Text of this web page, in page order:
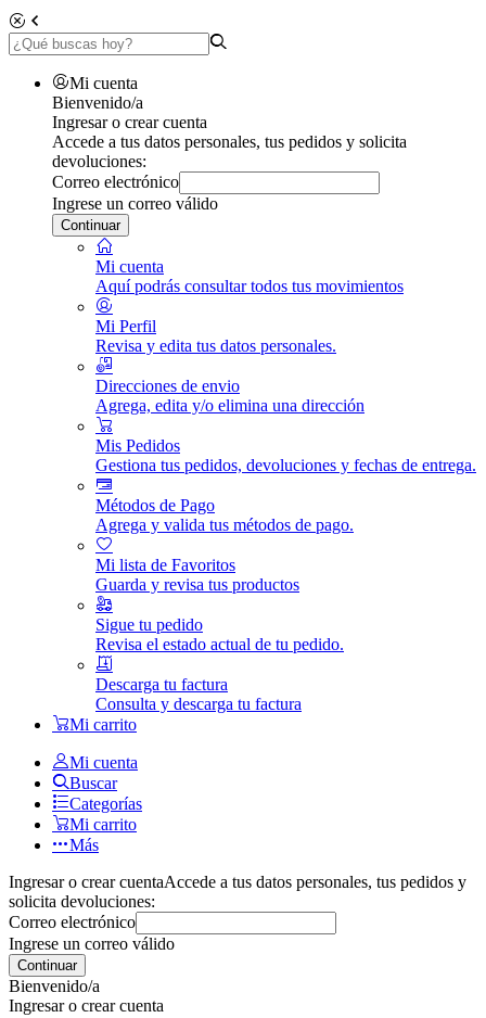
Mi cuenta
Bienvenido/a
Ingresar o crear cuenta
Accede a tus datos personales, tus pedidos y solicita
devoluciones:
Correo electrónico
Ingrese un correo válido
Continuar
Mi cuenta
Aquí podrás consultar todos tus movimientos
Mi Perfil
Revisa y edita tus datos personales.
Direcciones de envio
Agrega, edita y/o elimina una dirección
Mis Pedidos
Gestiona tus pedidos, devoluciones y fechas de entrega.
Métodos de Pago
Agrega y valida tus métodos de pago.
Mi lista de Favoritos
Guarda y revisa tus productos
Sigue tu pedido
Revisa el estado actual de tu pedido.
Descarga tu factura
Consulta y descarga tu factura
Mi carrito
Mi cuenta
Buscar
Categorías
Mi carrito
Más
Ingresar o crear cuentaAccede a tus datos personales, tus pedidos y
solicita devoluciones:
Correo electrónico
Ingrese un correo válido
Continuar
Bienvenido/a
Ingresar o crear cuenta